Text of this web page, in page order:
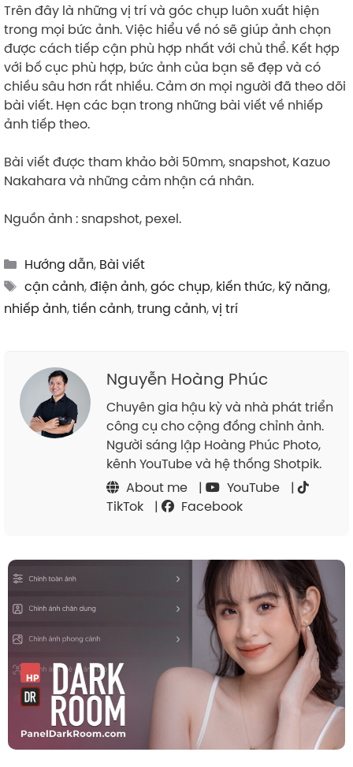
Trên đây là những vị trí và góc chụp luôn xuất hiện
trong mọi bức ảnh. Việc hiểu về nó sẽ giúp ảnh chọn
được cách tiếp cận phù hợp nhất với chủ thể. Kết hợp
với bố cục phù hợp, bức ảnh của bạn sẽ đẹp và có
chiều sâu hơn rất nhiều. Cảm ơn mọi người đã theo dõi
bài viết. Hẹn các bạn trong những bài viết về nhiếp
ảnh tiếp theo.
Bài viết được tham khảo bởi 50mm, snapshot, Kazuo
Nakahara và những cảm nhận cá nhân.
Nguồn ảnh : snapshot, pexel.
Categories
Hướng dẫn, Bài viết
Tags
cận cảnh,điện ảnh,góc chụp, kiến thức, kỹ năng,
nhiếp ảnh,tiền cảnh,trung cảnh,vị trí
Nguyễn Hoàng Phúc
Chuyên gia hậu kỳ và nhà phát triển
công cụ cho cộng đồng chỉnh ảnh.
Người sáng lập Hoàng Phúc Photo,
kênh YouTube và hệ thống Shotpik.
About me
| YouTube
|
TikTok
| Facebook